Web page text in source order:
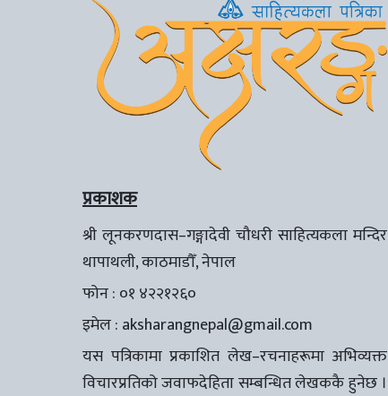
प्रकाशक
श्री लूनकरणदास–गङ्गादेवी चौधरी साहित्यकला मन्दिर
थापाथली, काठमाडौँ, नेपाल
फोन : ०१ ४२२१२६०
इमेल : aksharangnepal@gmail.com
यस पत्रिकामा प्रकाशित लेख–रचनाहरूमा अभिव्यक्त
विचारप्रतिको जवाफदेहिता सम्बन्धित लेखककै हुनेछ ।